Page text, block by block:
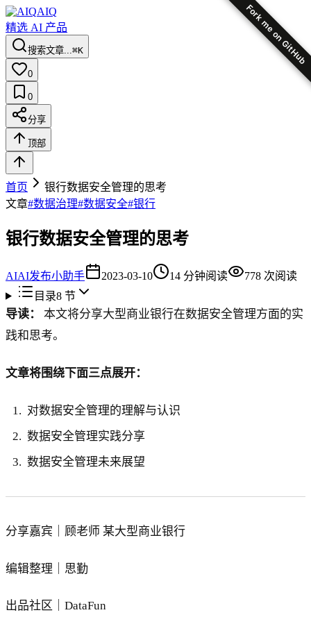
Fork me on GitHub
AIQ
精选 AI 产品
搜索文章...⌘K
0
0
分享
顶部
首页
银行数据安全管理的思考
文章#数据治理#数据安全#银行
银行数据安全管理的思考
AIAI发布小助手 2023-03-10 14 分钟阅读 778 次阅读
目录8节
导读：
本文将分享大型商业银行在数据安全管理方面的实
践和思考。
文章将围绕下面三点展开：
对数据安全管理的理解与认识
数据安全管理实践分享
数据安全管理未来展望
分享嘉宾｜顾老师 某大型商业银行
编辑整理｜思勤
出品社区｜DataFun